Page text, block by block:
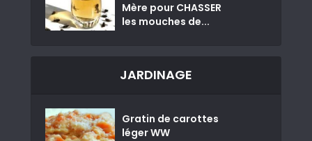
Mère pour CHASSER
les mouches de...
JARDINAGE
Gratin de carottes
léger WW